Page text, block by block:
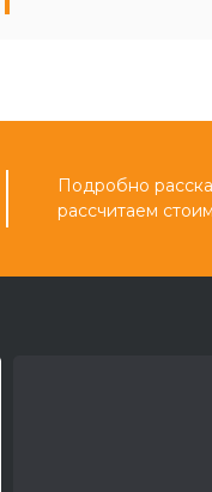
Подробно
рассчитаем